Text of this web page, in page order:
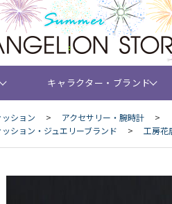
キャラクター・ブランド
ッション > アクセサリー・腕時計 >
ッション・ジュエリーブランド > 工房花